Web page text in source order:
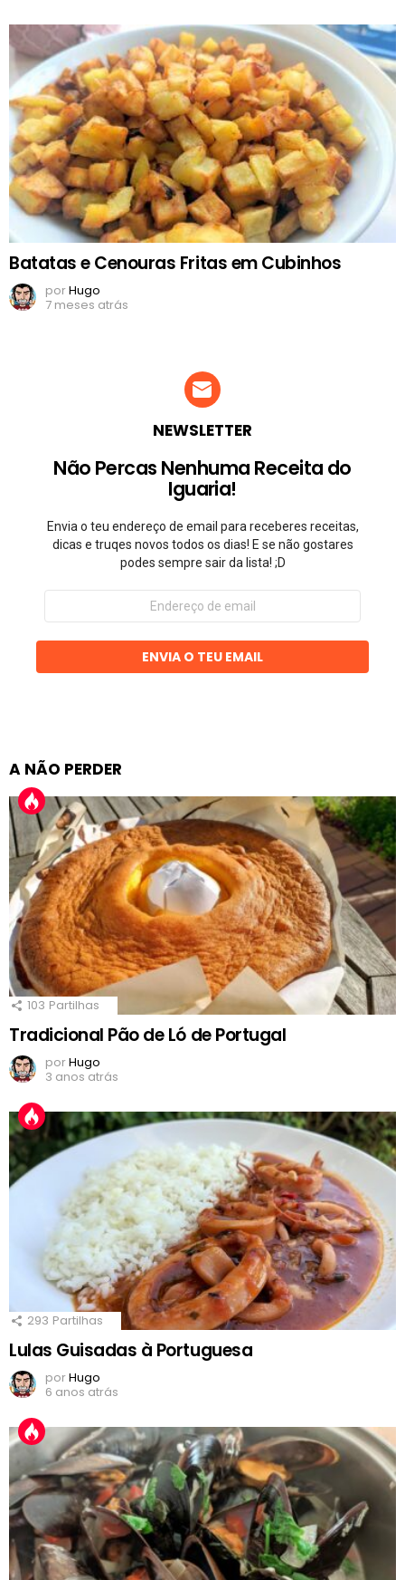
Batatas e Cenouras Fritas em Cubinhos
porHugo
7 meses atrás
NEWSLETTER
Não Percas Nenhuma Receita do
Iguaria!
Envia o teu endereço de email para receberes receitas,
dicas e truqes novos todos os dias! E se não gostares
podes sempre sair da lista! ;D
Endereço
email
ENVIA O TEU EMAIL
A NÃO PERDER
103 Partilhas
Tradicional Pão de Ló de Portugal
porHugo
3 anos atrás
293 Partilhas
Lulas Guisadas à Portuguesa
porHugo
6 anos atrás